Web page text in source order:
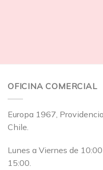
OFICINA COMERCIAL
Europa 1967,
Chile.
Lunes a Viernes de
15:00.